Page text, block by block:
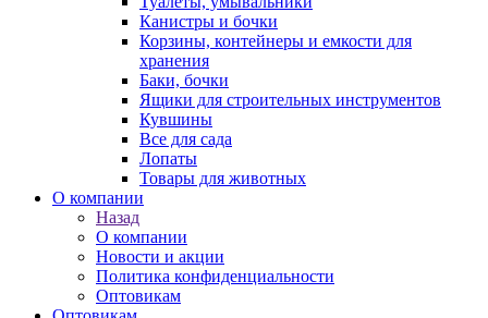
Канистры и бочки
Корзины, контейнеры и емкости для
хранения
Баки, бочки
Ящики для строительных инструментов
Кувшины
Все для сада
Лопаты
Товары для животных
О компании
Назад
О компании
Новости и акции
Политика конфиденциальности
Оптовикам